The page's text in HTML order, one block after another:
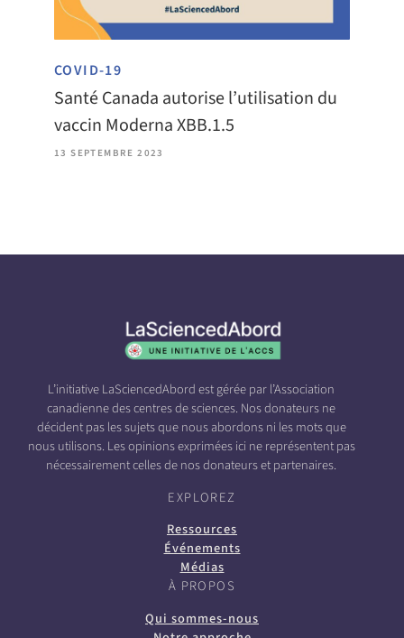
COVID-19
Santé Canada autorise l’utilisation du
vaccin Moderna XBB.1.5
13 SEPTEMBRE 2023
L’initiative LaSciencedAbord est gérée par l’Association
canadienne des centres de sciences. Nos donateurs ne
décident pas les sujets que nous abordons ni les mots que
nous utilisons. Les opinions exprimées ici ne représentent pas
nécessairement celles de nos donateurs et partenaires.
EXPLOREZ
Ressources
Événements
Médias
À PROPOS
Qui sommes-nous